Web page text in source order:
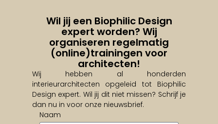
Wil jij een Biophilic Design
expert worden? Wij
organiseren regelmatig
(online)trainingen voor
architecten!
Wij hebben al honderden
interieurarchitecten opgeleid tot Biophilic
Design expert. Wil jij dit niet missen? Schrijf je
dan nu in voor onze nieuwsbrief.
Naam